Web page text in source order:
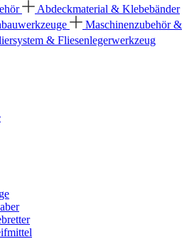
Abdeckmaterial & Klebebänder
Maschinenzubehör &
& Fliesenlegerwerkzeug